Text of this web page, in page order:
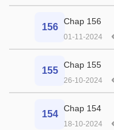
156
Chap 156
01-11-2024
155
Chap 155
26-10-2024
154
Chap 154
18-10-2024